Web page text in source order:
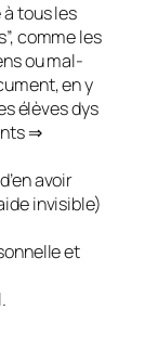
tous les
comme les
ou mal-
en y
élèves dys
⇒
avoir
invisible)
et